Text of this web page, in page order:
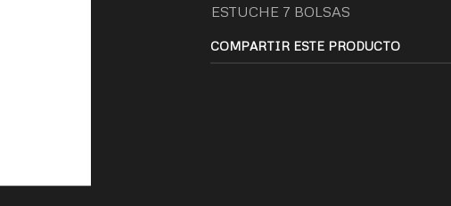
ESTUCHE 7 BOLSAS
COMPARTIR ESTE PRODUCTO